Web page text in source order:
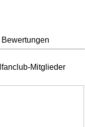
Mitglieder